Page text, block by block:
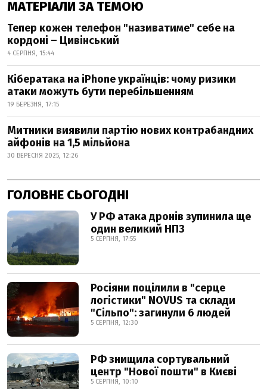
МАТЕРІАЛИ ЗА ТЕМОЮ
Тепер кожен телефон "називатиме" себе на
кордоні – Цивінський
4 СЕРПНЯ, 15:44
Кібератака на iPhone українців: чому ризики
атаки можуть бути перебільшенням
19 БЕРЕЗНЯ, 17:15
Митники виявили партію нових контрабандних
айфонів на 1,5 мільйона
30 ВЕРЕСНЯ 2025, 12:26
ГОЛОВНЕ СЬОГОДНІ
У РФ атака дронів зупинила ще
один великий НПЗ
5 СЕРПНЯ, 17:55
Росіяни поцілили в "серце
логістики" NOVUS та склади
"Сільпо": загинули 6 людей
5 СЕРПНЯ, 12:30
РФ знищила сортувальний
центр "Нової пошти" в Києві
5 СЕРПНЯ, 10:10